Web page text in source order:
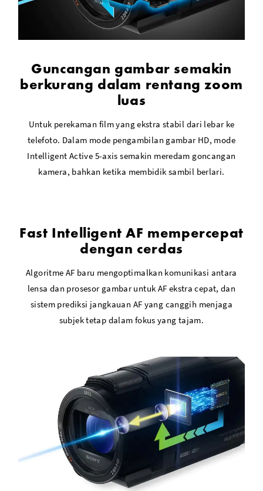
Guncangan gambar semakin
berkurang dalam rentang zoom
luas
Untuk perekaman film yang ekstra stabil dari lebar ke
telefoto. Dalam mode pengambilan gambar HD, mode
Intelligent Active 5-axis semakin meredam goncangan
kamera, bahkan ketika membidik sambil berlari.
Fast Intelligent AF mempercepat
dengan cerdas
Algoritme AF baru mengoptimalkan komunikasi antara
lensa dan prosesor gambar untuk AF ekstra cepat, dan
sistem prediksi jangkauan AF yang canggih menjaga
subjek tetap dalam fokus yang tajam.